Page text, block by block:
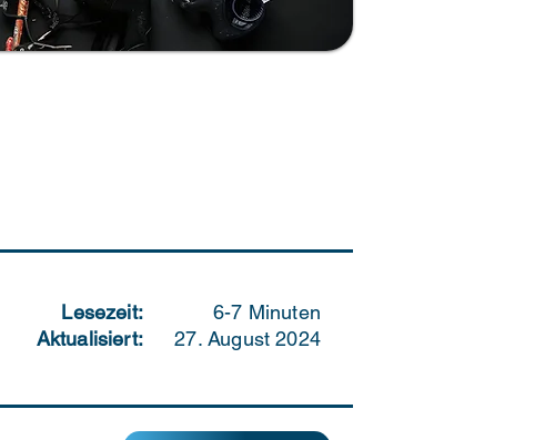
Lesezeit:
6-7 Minuten
Aktualisiert:
27. August 2024